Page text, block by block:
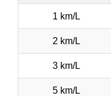
1 km/L
2 km/L
3 km/L
5 km/L